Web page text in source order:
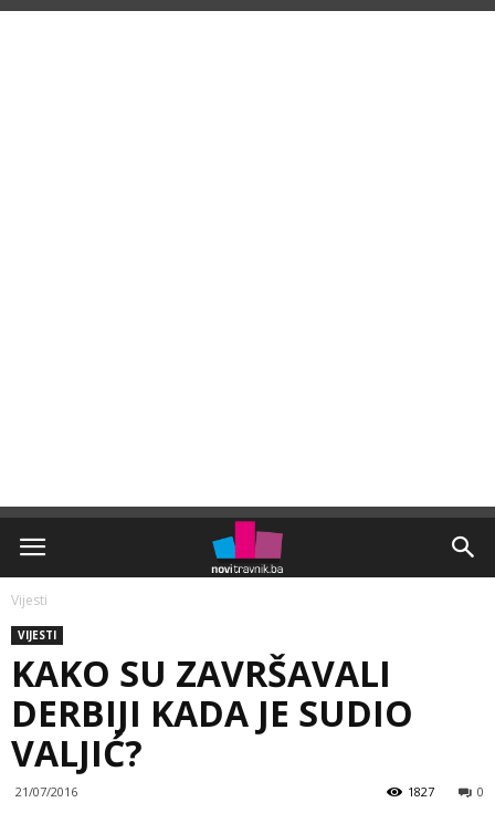
Vijesti
VIJESTI
KAKO SU ZAVRŠAVALI
DERBIJI KADA JE SUDIO
VALJIĆ?
21/07/2016 0
1827